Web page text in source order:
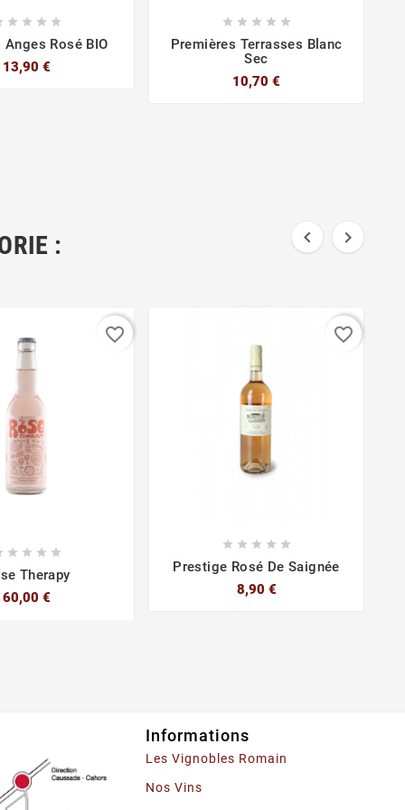
   
Anges Rosé BIO
13,90 €
    
Premières Terrasses Blanc
Sec
10,70 €
:  
   
Therapy
60,00 €
favorite_border
    
Prestige Rosé De Saignée
8,90 €
favorite_border
Informations
Les Vignobles Romain
Nos Vins